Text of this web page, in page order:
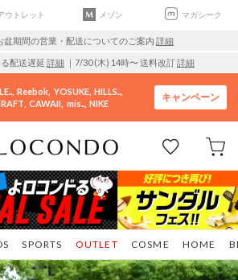
ウトレット メゾン マガシーク
盆期間の営業・配送についてのご案内 詳細
配送遅延 詳細 ｜7/30 (木) 14時〜 送料改訂詳細
Reebok YOSUKE HILLS..
CAWAII mis.. NIKE
キャンペーン
SPORTS COSME HOME
OUTLET